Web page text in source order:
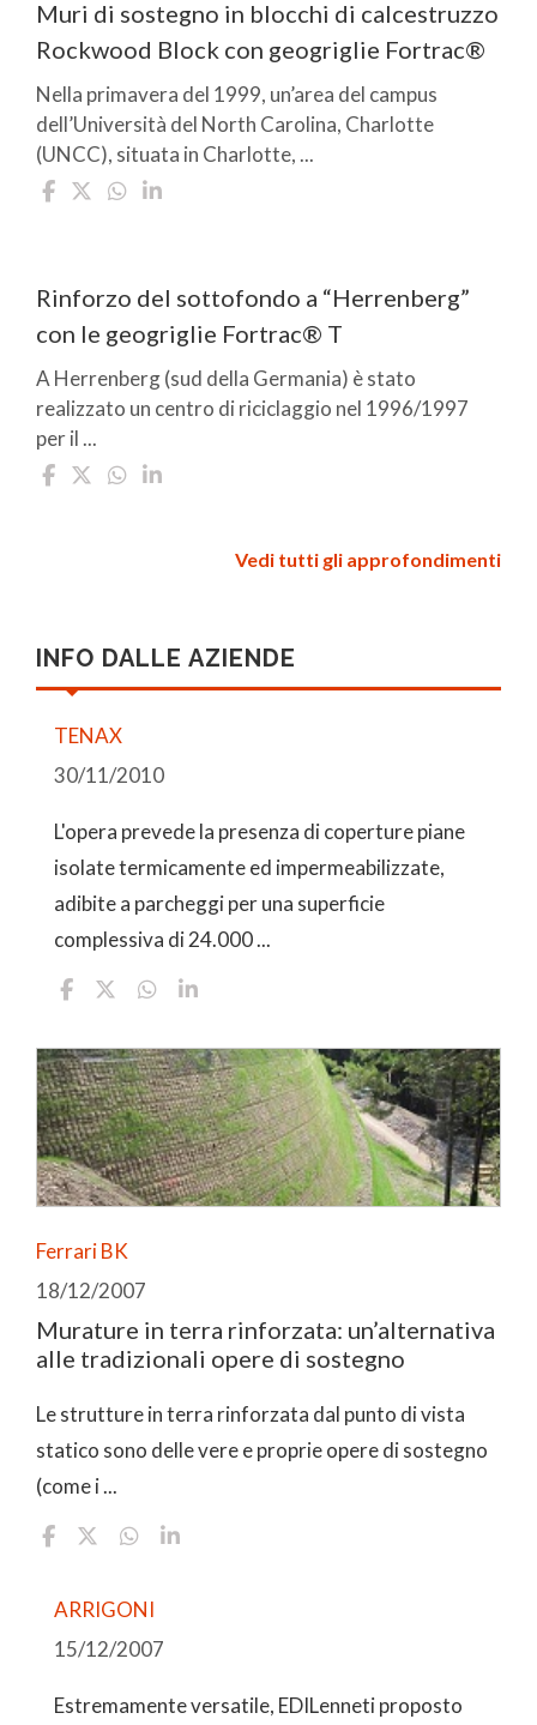
Muri di sostegno in blocchi di calcestruzzo
Rockwood Block con geogriglie Fortrac®
Nella primavera del 1999, un’area del campus
dell’Università del North Carolina, Charlotte
(UNCC), situata in Charlotte, ...
Rinforzo del sottofondo a “Herrenberg”
con le geogriglie Fortrac® T
A Herrenberg (sud della Germania) è stato
realizzato un centro di riciclaggio nel 1996/1997
per il ...
Vedi tutti gli approfondimenti
INFO DALLE AZIENDE
TENAX
30/11/2010
L'opera prevede la presenza di coperture piane
isolate termicamente ed impermeabilizzate,
adibite a parcheggi per una superficie
complessiva di 24.000 ...
Ferrari BK
18/12/2007
Murature in terra rinforzata: un’alternativa
alle tradizionali opere di sostegno
Le strutture in terra rinforzata dal punto di vista
statico sono delle vere e proprie opere di sostegno
(come i ...
ARRIGONI
15/12/2007
Estremamente versatile, EDILenneti proposto